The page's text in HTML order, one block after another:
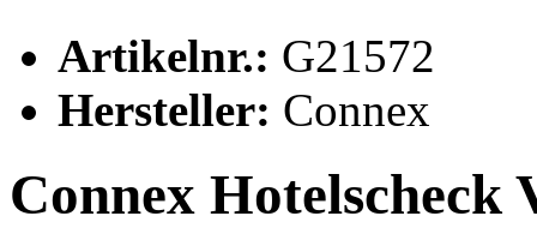
Artikelnr.: G21572
Hersteller: Connex
Connex Hotelscheck